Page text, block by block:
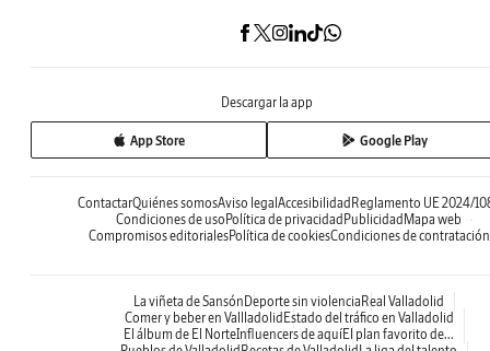
Descargar la app
App Store Google Play
ContactarQuiénes somosAviso legal Accesibilidad Reglamento UE 2024/
Condiciones de uso Política de privacidad Publicidad Mapa web
Compromisos editorialesPolítica de cookiesCondiciones de contratación
La viñeta de Sansón Deporte sin violencia Real Valladolid
Comer y beber en Vallladolid Estado del tráfico en Valladolid
El álbum de El NorteInfluencers de aquíEl plan favorito de...